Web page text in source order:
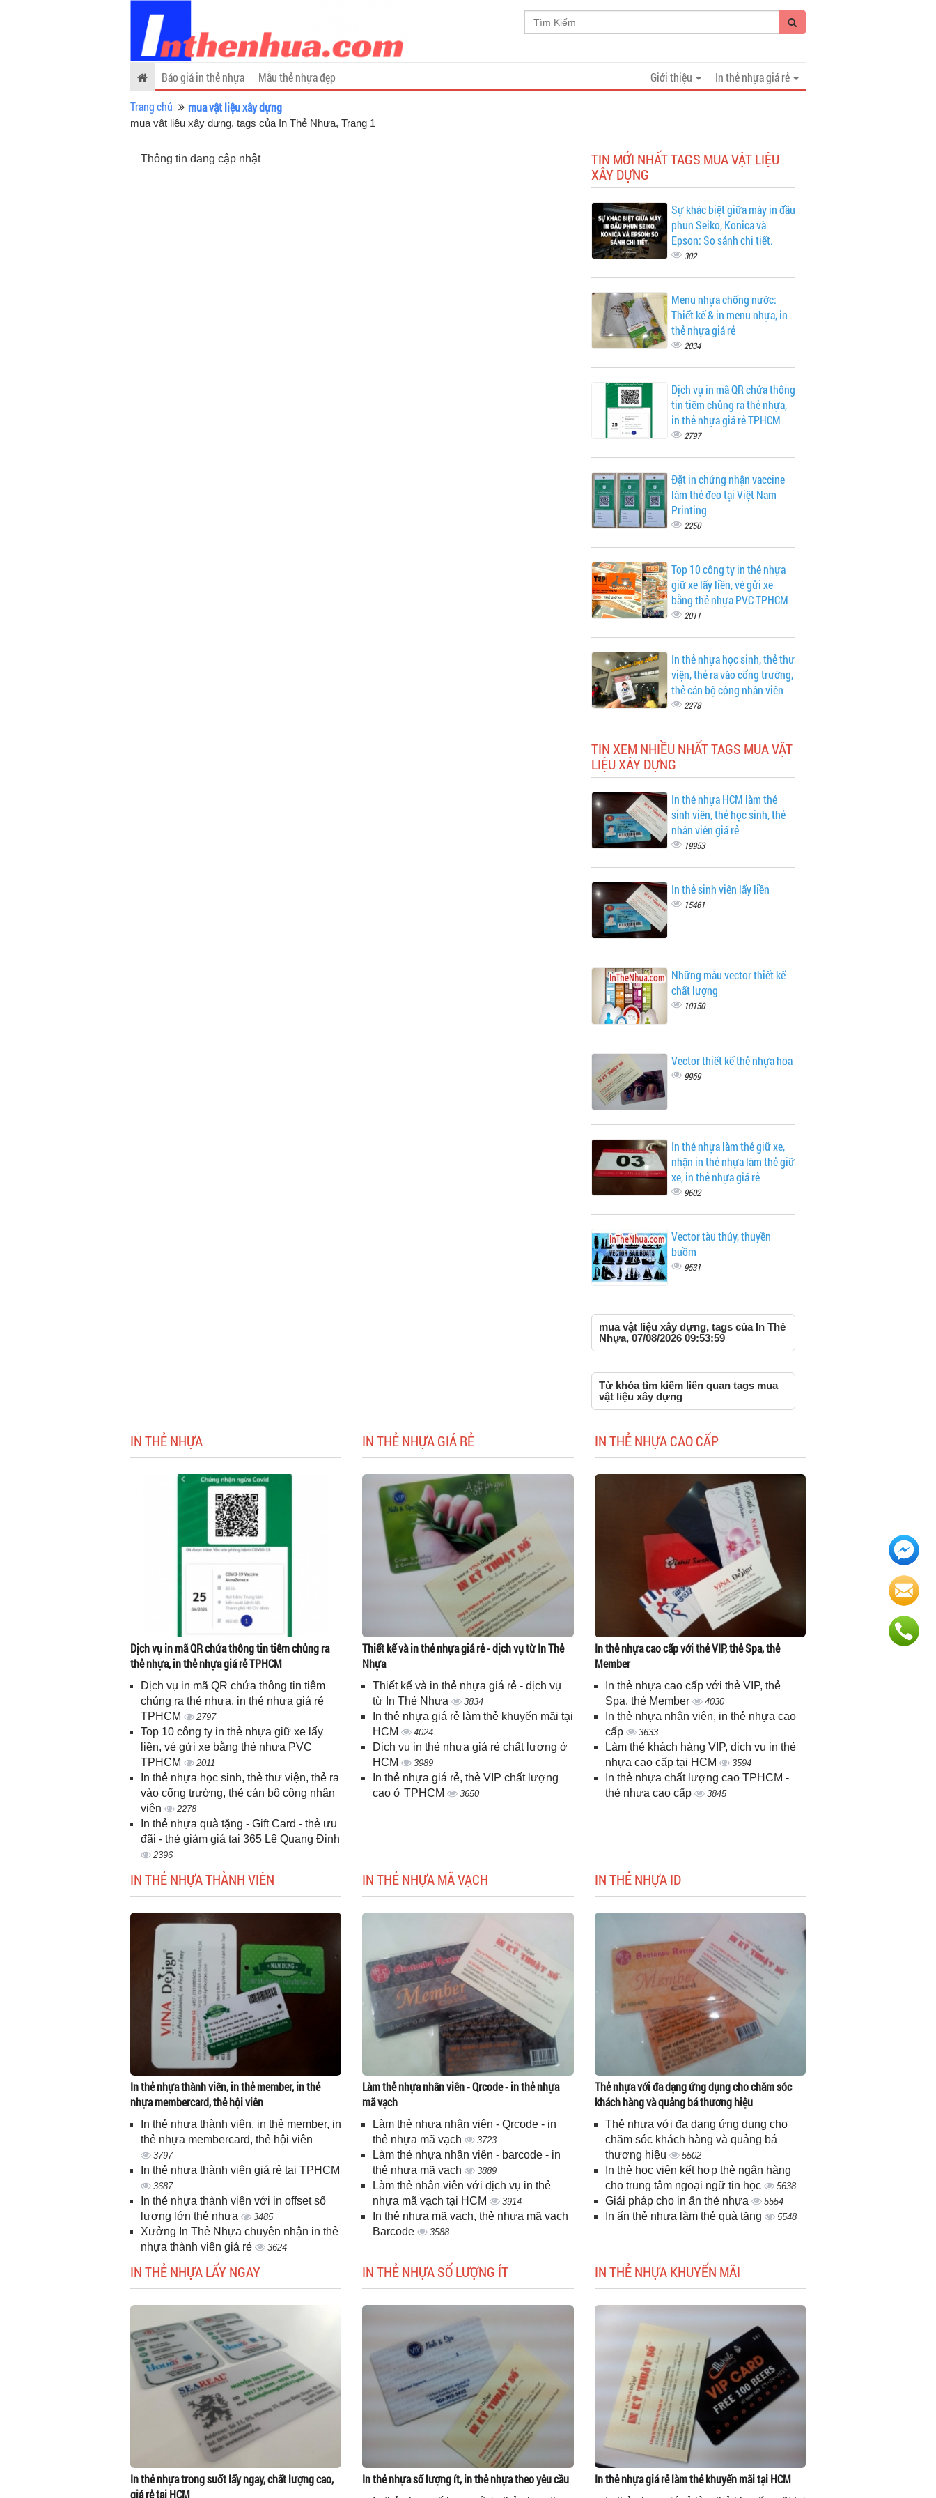
In thẻ nhựa giá rẻ
Báo giá in thẻ nhựa Mẫu thẻ nhựa đẹp
Giới thiệu
Trang chủ
mua vật liệu xây dựng
mua vật liệu xây dựng, tags của In Thẻ Nhựa, Trang 1
Thông tin đang cập nhật
TIN MỚI NHẤT TAGS MUA VẬT LIỆU
XÂY DỰNG
Sự khác biệt giữa máy in đầu
phun Seiko, Konica và
Epson: So sánh chi tiết.
302
Menu nhựa chống nước:
Thiết kế & in menu nhựa, in
thẻ nhựa giá rẻ
2034
Dịch vụ in mã QR chứa thông
tin tiêm chủng ra thẻ nhựa,
in thẻ nhựa giá rẻ TPHCM
2797
Đặt in chứng nhận vaccine
làm thẻ đeo tại Việt Nam
Printing
2250
Top 10 công ty in thẻ nhựa
giữ xe lấy liền, vé gửi xe
bằng thẻ nhựa PVC TPHCM
2011
In thẻ nhựa học sinh, thẻ thư
viện, thẻ ra vào cổng trường,
thẻ cán bộ công nhân viên
2278
TIN XEM NHIỀU NHẤT TAGS MUA VẬT
LIỆU XÂY DỰNG
In thẻ nhựa HCM làm thẻ
sinh viên, thẻ học sinh, thẻ
nhân viên giá rẻ
19953
In thẻ sinh viên lấy liền
15461
Những mẫu vector thiết kế
chất lượng
10150
Vector thiết kế thẻ nhựa hoa
9969
In thẻ nhựa làm thẻ giữ xe,
nhận in thẻ nhựa làm thẻ giữ
xe, in thẻ nhựa giá rẻ
9602
Vector tàu thủy, thuyền
buồm
9531
mua vật liệu xây dựng, tags của In Thẻ
Nhựa, 07/08/2026 09:53:59
Từ khóa tìm kiếm liên quan tags mua
vật liệu xây dựng
IN THẺ NHỰA
Dịch vụ in mã QR chứa thông tin tiêm chủng ra
thẻ nhựa, in thẻ nhựa giá rẻ TPHCM
Dịch vụ in mã QR chứa thông tin tiêm
chủng ra thẻ nhựa, in thẻ nhựa giá rẻ
TPHCM
2797
Top 10 công ty in thẻ nhựa giữ xe lấy
liền, vé gửi xe bằng thẻ nhựa PVC
TPHCM
2011
In thẻ nhựa học sinh, thẻ thư viện, thẻ ra
vào cổng trường, thẻ cán bộ công nhân
viên
2278
In thẻ nhựa quà tặng - Gift Card - thẻ ưu
đãi - thẻ giảm giá tại 365 Lê Quang Định
2396
IN THẺ NHỰA GIÁ RẺ
Thiết kế và in thẻ nhựa giá rẻ - dịch vụ từ In Thẻ
Nhựa
Thiết kế và in thẻ nhựa giá rẻ - dịch vụ
từ In Thẻ Nhựa
3834
In thẻ nhựa giá rẻ làm thẻ khuyến mãi tại
HCM
4024
Dịch vụ in thẻ nhựa giá rẻ chất lượng ở
HCM
3989
In thẻ nhựa giá rẻ, thẻ VIP chất lượng
cao ở TPHCM
3650
IN THẺ NHỰA CAO CẤP
In thẻ nhựa cao cấp với thẻ VIP, thẻ Spa, thẻ
Member
In thẻ nhựa cao cấp với thẻ VIP, thẻ
Spa, thẻ Member
4030
In thẻ nhựa nhân viên, in thẻ nhựa cao
cấp
3633
Làm thẻ khách hàng VIP, dịch vụ in thẻ
nhựa cao cấp tại HCM
3594
In thẻ nhựa chất lượng cao TPHCM -
thẻ nhựa cao cấp
3845
IN THẺ NHỰA THÀNH VIÊN
In thẻ nhựa thành viên, in thẻ member, in thẻ
nhựa membercard, thẻ hội viên
In thẻ nhựa thành viên, in thẻ member, in
thẻ nhựa membercard, thẻ hội viên
3797
In thẻ nhựa thành viên giá rẻ tại TPHCM
3687
In thẻ nhựa thành viên với in offset số
lượng lớn thẻ nhựa
3485
Xưởng In Thẻ Nhựa chuyên nhận in thẻ
nhựa thành viên giá rẻ
3624
IN THẺ NHỰA MÃ VẠCH
Làm thẻ nhựa nhân viên - Qrcode - in thẻ nhựa
mã vạch
Làm thẻ nhựa nhân viên - Qrcode - in
thẻ nhựa mã vạch
3723
Làm thẻ nhựa nhân viên - barcode - in
thẻ nhựa mã vạch
3889
Làm thẻ nhân viên với dịch vụ in thẻ
nhựa mã vạch tại HCM
3914
In thẻ nhựa mã vạch, thẻ nhựa mã vạch
Barcode
3588
IN THẺ NHỰA ID
Thẻ nhựa với đa dạng ứng dụng cho chăm sóc
khách hàng và quảng bá thương hiệu
Thẻ nhựa với đa dạng ứng dụng cho
chăm sóc khách hàng và quảng bá
thương hiệu
5502
In thẻ học viên kết hợp thẻ ngân hàng
cho trung tâm ngoại ngữ tin học
5638
Giải pháp cho in ấn thẻ nhựa 5554
In ấn thẻ nhựa làm thẻ quà tặng 5548
IN THẺ NHỰA LẤY NGAY
In thẻ nhựa trong suốt lấy ngay, chất lượng cao,
giá rẻ tại HCM
IN THẺ NHỰA SỐ LƯỢNG ÍT
In thẻ nhựa số lượng ít, in thẻ nhựa theo yêu cầu
IN THẺ NHỰA KHUYẾN MÃI
In thẻ nhựa giá rẻ làm thẻ khuyến mãi tại HCM